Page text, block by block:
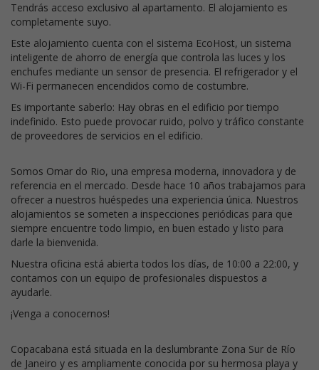
Tendrás acceso exclusivo al apartamento. El alojamiento es
completamente suyo.
Este alojamiento cuenta con el sistema EcoHost, un sistema
inteligente de ahorro de energía que controla las luces y los
enchufes mediante un sensor de presencia. El refrigerador y el
Wi-Fi permanecen encendidos como de costumbre.
Es importante saberlo: Hay obras en el edificio por tiempo
indefinido. Esto puede provocar ruido, polvo y tráfico constante
de proveedores de servicios en el edificio.
Somos Omar do Rio, una empresa moderna, innovadora y de
referencia en el mercado. Desde hace 10 años trabajamos para
ofrecer a nuestros huéspedes una experiencia única. Nuestros
alojamientos se someten a inspecciones periódicas para que
siempre encuentre todo limpio, en buen estado y listo para
darle la bienvenida.
Nuestra oficina está abierta todos los días, de 10:00 a 22:00, y
contamos con un equipo de profesionales dispuestos a
ayudarle.
¡Venga a conocernos!
Copacabana está situada en la deslumbrante Zona Sur de Río
de Janeiro y es ampliamente conocida por su hermosa playa y